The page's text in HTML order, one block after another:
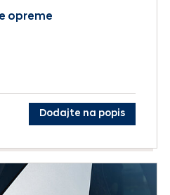
opreme
Dodajte na popis